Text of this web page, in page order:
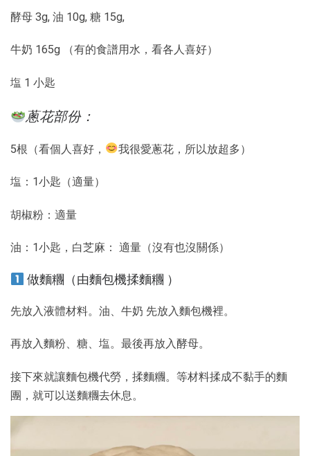
酵母 3g, 油 10g, 糖 15g,
牛奶 165g （有的食譜用水，看各人喜好）
塩 1 小匙
蔥花部份：
5根（看個人喜好， 我很愛蔥花，所以放超多）
塩：1小匙（適量）
胡椒粉：適量
油：1小匙，白芝麻： 適量（沒有也沒關係）
做麵糰（由麵包機揉麵糰 ）
先放入液體材料。油、牛奶 先放入麵包機裡。
再放入麵粉、糖、塩。最後再放入酵母。
接下來就讓麵包機代勞，揉麵糰。等材料揉成不黏手的麵
團，就可以送麵糰去休息。